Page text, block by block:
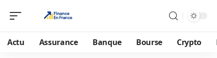
Actu Assurance Banque Bourse Crypto